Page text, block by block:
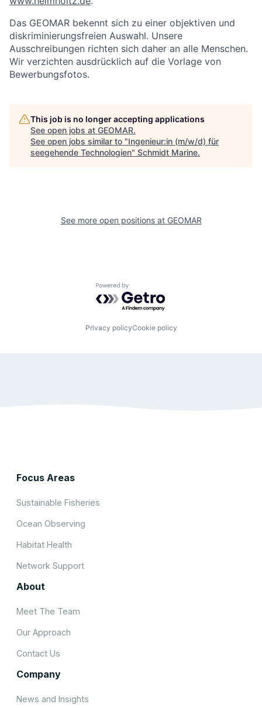
Das GEOMAR bekennt sich zu einer objektiven und
diskriminierungsfreien Auswahl. Unsere
Ausschreibungen richten sich daher an alle Menschen.
Wir verzichten ausdrücklich auf die Vorlage von
Bewerbungsfotos.
This job is no longer accepting applications
See open jobs at GEOMAR.
See open jobs similar to "Ingenieur:in (m/w/d) für
seegehende Technologien" Schmidt Marine.
See more open positions at GEOMAR
Powered by Getro.com
Privacy policyCookie policy
Focus Areas
Sustainable Fisheries
Ocean Observing
Habitat Health
Network Support
About
Meet The Team
Our Approach
Contact Us
Company
News and Insights